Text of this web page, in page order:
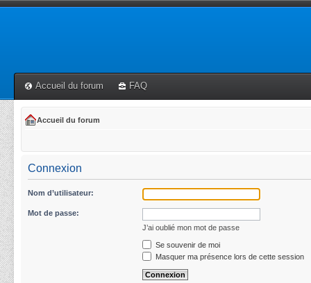
Accueil du forum FAQ
Accueil du forum
Connexion
Nom d’utilisateur:
Mot de passe:
J’ai oublié mon mot de passe
Se souvenir de moi
Masquer ma présence lors de cette session